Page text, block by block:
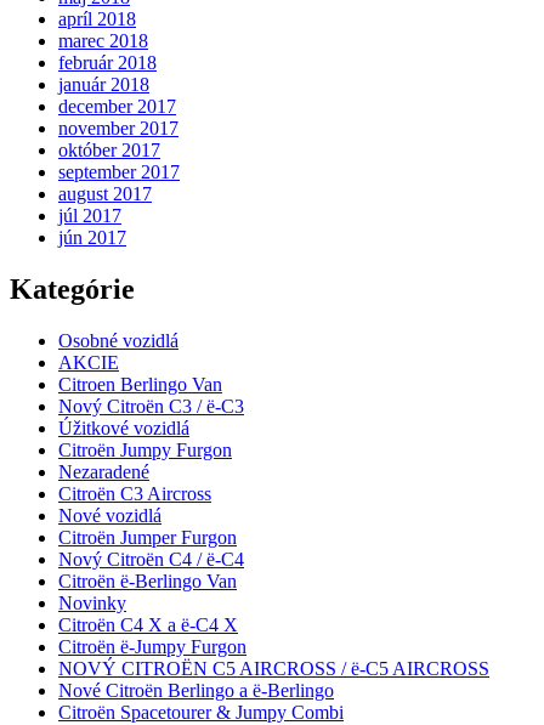
apríl 2018
marec 2018
február 2018
január 2018
december 2017
november 2017
október 2017
september 2017
august 2017
júl 2017
jún 2017
Kategórie
Osobné vozidlá
AKCIE
Citroen Berlingo Van
Nový Citroën C3 / ë-C3
Úžitkové vozidlá
Citroën Jumpy Furgon
Nezaradené
Citroën C3 Aircross
Nové vozidlá
Citroën Jumper Furgon
Nový Citroën C4 / ë-C4
Citroën ë-Berlingo Van
Novinky
Citroën C4 X a ë-C4 X
Citroën ë-Jumpy Furgon
NOVÝ CITROËN C5 AIRCROSS / ë-C5 AIRCROSS
Nové Citroën Berlingo a ë-Berlingo
Citroën Spacetourer & Jumpy Combi